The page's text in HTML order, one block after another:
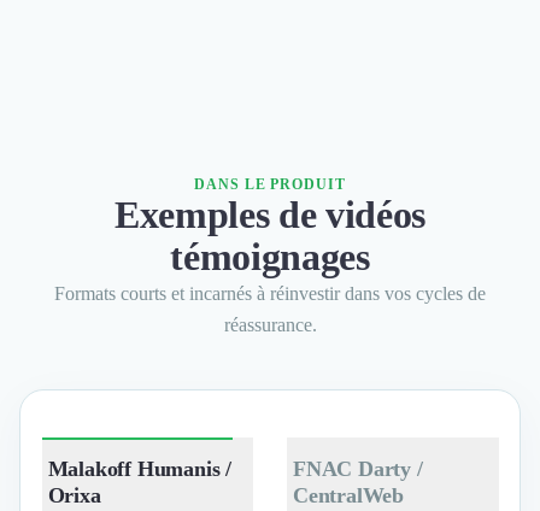
DANS LE PRODUIT
Exemples de vidéos
témoignages
Formats courts et incarnés à réinvestir dans vos cycles de
réassurance.
Malakoff Humanis /
Orixa
FNAC Darty /
CentralWeb